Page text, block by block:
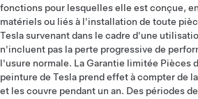
fonctions pour lesquelles elle est conçue,
matériels ou liés à l'installation de toute
Tesla survenant dans le cadre d'une
n'incluent pas la perte progressive de
l'usure normale. La Garantie limitée Pièces
peinture de Tesla prend effet à compter de
et les couvre pendant un an. Des périodes